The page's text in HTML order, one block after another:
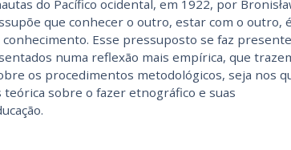
do Pacífico ocidental, em 1922, por
que conhecer o outro, estar com o outro, é
Esse pressuposto se faz
numa reflexão mais empírica, que
os procedimentos metodológicos, seja nos
sobre o fazer etnográfico e suas